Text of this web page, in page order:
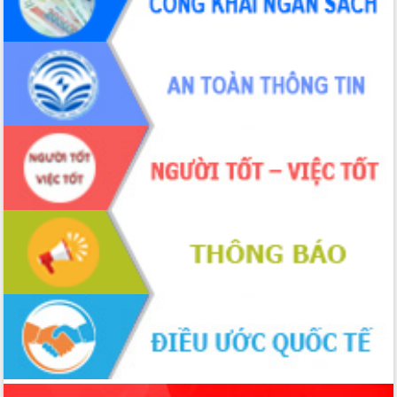
món ăn từ sầu riêng
Đắk Lắk công bố Quy hoạch và xúc
tiến đầu tư tỉnh
Ngành cá ngừ Đắk Lắk chủ động thích
ứng để giữ vững thị trường xuất khẩu
Diễn đàn Kinh tế tư nhân Việt Nam đột
phá cơ chế - Hợp tác công tư
Đề án 06 tạo bước ngoặt đột phá trong
cải cách hành chính tỉnh Đắk Lắk
Kết nối tour, đẩy mạnh chuyển đổi số
để phát triển du lịch Đắk Lắk
Khởi động Dự án Đầu tư xây dựng hạ
tầng kỹ thuật Cụm công nghiệp Tân
Tiến
Gặp mặt các cơ quan báo chí nhân Kỷ
niệm 101 năm Ngày Báo chí Cách
mạng Việt Nam
Đắk Lắk sơ kết 4 năm triển khai thực
hiện Đề án 06 của Chính phủ
Họp báo thông tin về Hội nghị Công bố